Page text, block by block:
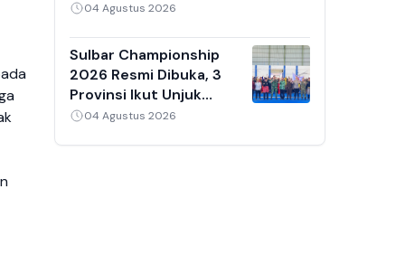
04 Agustus 2026
Sulbar Championship
2026 Resmi Dibuka, 3
Provinsi Ikut Unjuk
Kebolehan di GOR
04 Agustus 2026